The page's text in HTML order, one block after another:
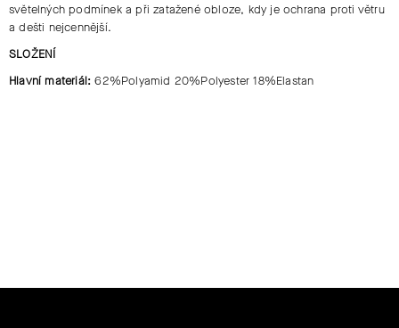
světelných podmínek a při zatažené obloze, kdy je ochrana proti větru
a dešti nejcennější.
SLOŽENÍ
Hlavní materiál: 62%Polyamid 20%Polyester 18%Elastan